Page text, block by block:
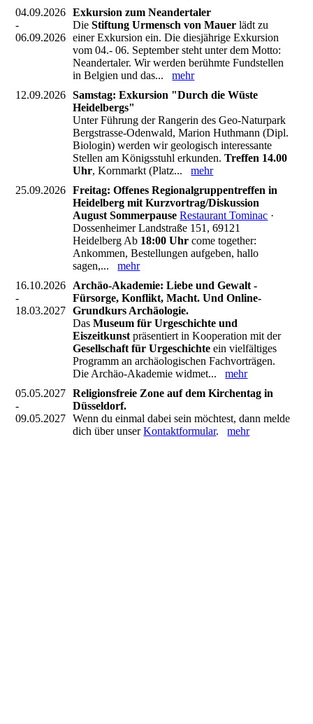
04.09.2026
-
06.09.2026
Exkursion zum Neandertaler
DieStiftung Urmensch von Mauer lädt zu
einer Exkursion ein. Die diesjährige Exkursion
vom 04.- 06. September steht unter dem Motto:
Neandertaler. Wir werden berühmte Fundstellen
in Belgien und das...mehr
12.09.2026
Samstag: Exkursion "Durch die Wüste
Heidelbergs"
Unter Führung der Rangerin des Geo-Naturpark
Bergstrasse-Odenwald, Marion Huthmann (Dipl.
Biologin) werden wir geologisch interessante
Stellen am Königsstuhl erkunden.Treffen 14.00
Uhr, Kornmarkt (Platz...mehr
25.09.2026
Freitag: Offenes Regionalgruppentreffen in
Heidelberg mit Kurzvortrag/Diskussion
August Sommerpause Restaurant Tominac ·
Dossenheimer Landstraße 151, 69121
Heidelberg Ab 18:00 Uhr come together:
Ankommen, Bestellungen aufgeben, hallo
sagen,...mehr
16.10.2026
-
18.03.2027
Archäo-Akademie: Liebe und Gewalt -
Fürsorge, Konflikt, Macht. Und Online-
Grundkurs Archäologie.
DasMuseum für Urgeschichte und
Eiszeitkunst präsentiert in Kooperation mit der
Gesellschaft für Urgeschichte ein vielfältiges
Programm an archäologischen Fachvorträgen.
Die Archäo-Akademie widmet...mehr
05.05.2027
-
09.05.2027
Religionsfreie Zone auf dem Kirchentag in
Düsseldorf.
Wenn du einmal dabei sein möchtest, dann melde
dich über unserKontaktformular.mehr